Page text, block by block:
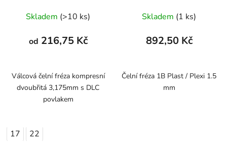
Skladem (>10 ks)
od 216,75 Kč
Válcová čelní fréza kompresní
dvoubřitá 3,175mm s DLC
povlakem
17 22
Skladem (1 ks)
892,50 Kč
Čelní fréza 1B Plast / Plexi 1.5
mm